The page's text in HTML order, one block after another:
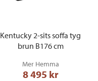
Kentucky 2-sits soffa tyg
brun B176 cm
Mer Hemma
8 495 kr